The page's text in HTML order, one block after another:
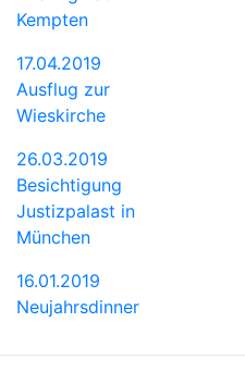
Kempten
17.04.2019
Ausflug zur
Wieskirche
26.03.2019
Besichtigung
Justizpalast in
München
16.01.2019
Neujahrsdinner